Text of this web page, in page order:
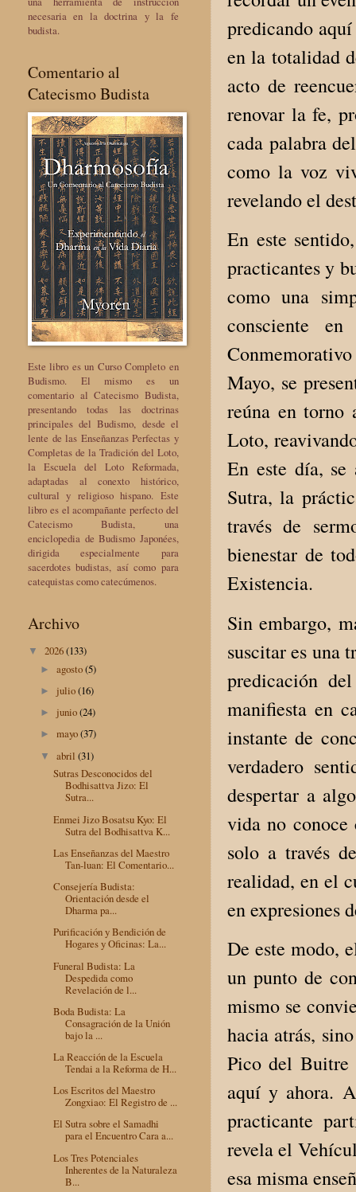
predicando
en la totalidad
acto de
renovar la fe,
cada palabra
como la voz
revelando el
En este
practicantes y
como una
consciente
Mayo, se
reúna en
Loto,
En este día,
Sutra, la
través de
bienestar de
Existencia.
Sin embargo,
suscitar es una
predicación
manifiesta en
instante de
verdadero
despertar a
vida no conoce
solo a través
realidad, en el
en expresiones
De este modo,
un punto de
mismo se
hacia atrás,
Pico del Buitre
aquí y ahora.
practicante
revela el
esa misma
necesaria en la doctrina y la fe
budista.
Comentario al
Catecismo Budista
Este libro es un Curso Completo en
Budismo. El mismo es un
comentario al Catecismo Budista,
presentando todas las doctrinas
principales del Budismo, desde el
lente de las Enseñanzas Perfectas y
Completas de la Tradición del Loto,
la Escuela del Loto Reformada,
adaptadas al conexto histórico,
cultural y religioso hispano. Este
libro es el acompañante perfecto del
Catecismo Budista, una
enciclopedia de Budismo Japonées,
dirigida especialmente para
sacerdotes budistas, así como para
catequistas como catecúmenos.
Archivo
▼ 2026(133)
►agosto(5)
► julio(16)
► junio(24)
►mayo(37)
▼abril(31)
Sutras Desconocidos del
Bodhisattva Jizo: El
Sutra...
Enmei Jizo Bosatsu Kyo: El
Sutra del Bodhisattva K...
Las Enseñanzas del Maestro
Tan-luan: El Comentario...
Consejería Budista:
Orientación desde el
Dharma pa...
Purificación y Bendición de
Hogares y Oficinas: La...
Funeral Budista: La
Despedida como
Revelación de l...
Boda Budista: La
Consagración de la Unión
bajo la ...
La Reacción de la Escuela
Tendai a la Reforma de H...
Los Escritos del Maestro
Zongxiao: El Registro de ...
El Sutra sobre el Samadhi
para el Encuentro Cara a...
Los Tres Potenciales
Inherentes de la Naturaleza
B...